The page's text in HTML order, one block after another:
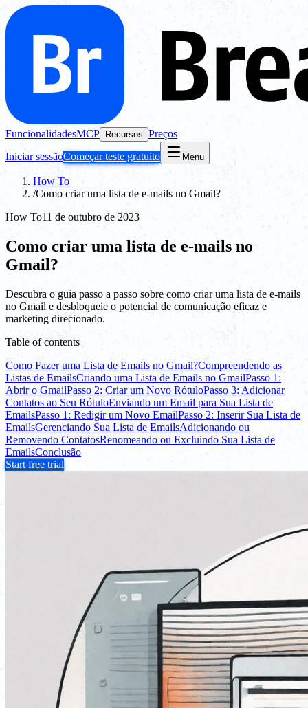
FuncionalidadesMCP Recursos Preços
Iniciar sessãoComeçar teste gratuito Menu
How To
/Como criar uma lista de e-mails no Gmail?
How To11 de outubro de 2023
Como criar uma lista de e-mails no
Gmail?
Descubra o guia passo a passo sobre como criar uma lista de e-mails
no Gmail e desbloqueie o potencial de comunicação eficaz e
marketing direcionado.
Table of contents
Como Fazer uma Lista de Emails no Gmail?Compreendendo as
Listas de EmailsCriando uma Lista de Emails no GmailPasso 1:
Abrir o GmailPasso 2: Criar um Novo RótuloPasso 3: Adicionar
Contatos ao Seu RótuloEnviando um Email para Sua Lista de
EmailsPasso 1: Redigir um Novo EmailPasso 2: Inserir Sua Lista de
EmailsGerenciando Sua Lista de EmailsAdicionando ou
Removendo ContatosRenomeando ou Excluindo Sua Lista de
EmailsConclusão
Start free trial